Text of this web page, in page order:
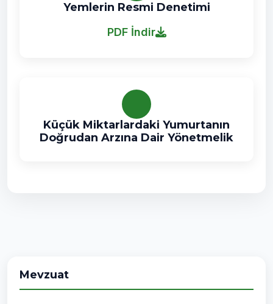
Yemlerin Resmi Denetimi
PDF İndir
Küçük Miktarlardaki Yumurtanın
Doğrudan Arzına Dair Yönetmelik
Mevzuat